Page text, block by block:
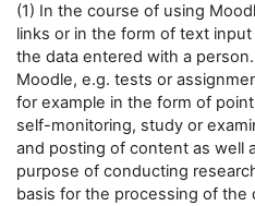
(1) In the course of using
links or in the form of text
the data entered with a
Moodle, e.g. tests or
for example in the form of
self-monitoring, study or
and posting of content as well
purpose of conducting
basis for the processing of the